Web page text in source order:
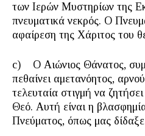
των Ιερών Μυστηρίων της
πνευματικά νεκρός. Ο
αφαίρεση της Χάριτος του
c) Ο Αιώνιος Θάνατος,
πεθαίνει αμετανόητος,
τελευταία στιγμή να
Θεό. Αυτή είναι η
Πνεύματος, όπως μας